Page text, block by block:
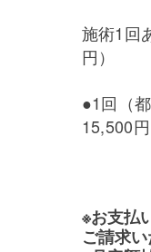
施術1回
円）
●1回（
15,500円
※お支払
ご請求